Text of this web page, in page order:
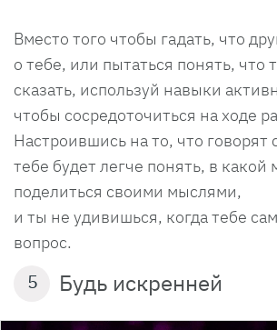
Вместо того чтобы гадать, что
о тебе, или пытаться понять, что
сказать, используй навыки
чтобы сосредоточиться на ходе
Настроившись на то, что говорят
тебе будет легче понять, в какой
поделиться своими мыслями,
и ты не удивишься, когда тебе
вопрос.
5 Будь искренней